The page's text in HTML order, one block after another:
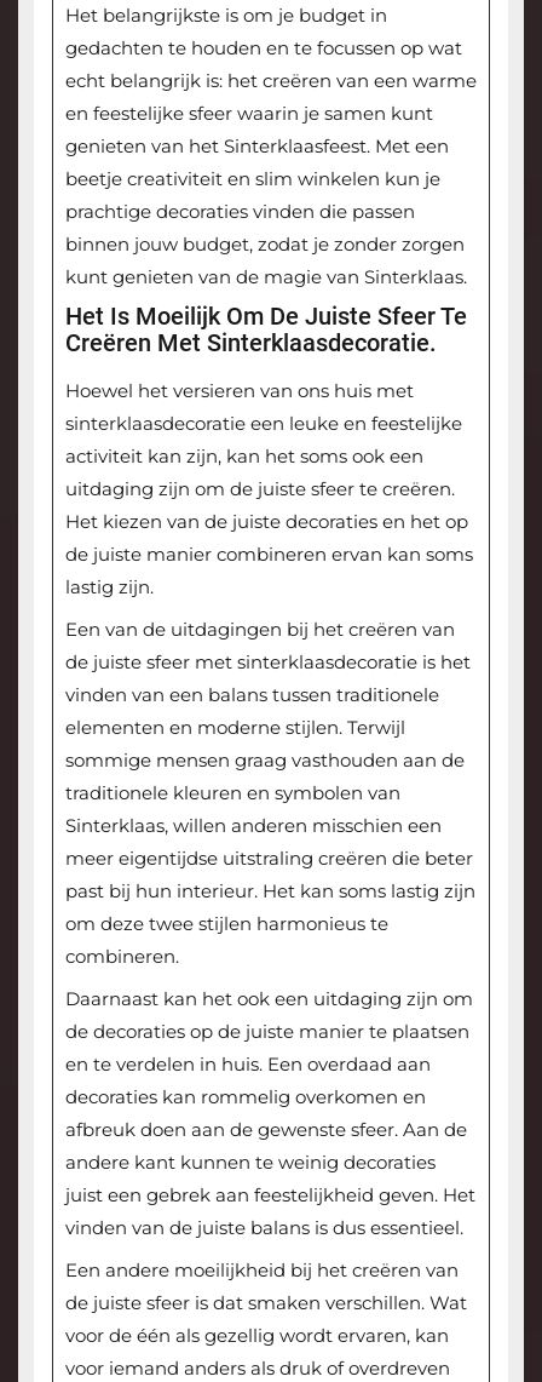
Het belangrijkste is om je budget in
gedachten te houden en te focussen op wat
echt belangrijk is: het creëren van een warme
en feestelijke sfeer waarin je samen kunt
genieten van het Sinterklaasfeest. Met een
beetje creativiteit en slim winkelen kun je
prachtige decoraties vinden die passen
binnen jouw budget, zodat je zonder zorgen
kunt genieten van de magie van Sinterklaas.
Het Is Moeilijk Om De Juiste Sfeer Te
Creëren Met Sinterklaasdecoratie.
Hoewel het versieren van ons huis met
sinterklaasdecoratie een leuke en feestelijke
activiteit kan zijn, kan het soms ook een
uitdaging zijn om de juiste sfeer te creëren.
Het kiezen van de juiste decoraties en het op
de juiste manier combineren ervan kan soms
lastig zijn.
Een van de uitdagingen bij het creëren van
de juiste sfeer met sinterklaasdecoratie is het
vinden van een balans tussen traditionele
elementen en moderne stijlen. Terwijl
sommige mensen graag vasthouden aan de
traditionele kleuren en symbolen van
Sinterklaas, willen anderen misschien een
meer eigentijdse uitstraling creëren die beter
past bij hun interieur. Het kan soms lastig zijn
om deze twee stijlen harmonieus te
combineren.
Daarnaast kan het ook een uitdaging zijn om
de decoraties op de juiste manier te plaatsen
en te verdelen in huis. Een overdaad aan
decoraties kan rommelig overkomen en
afbreuk doen aan de gewenste sfeer. Aan de
andere kant kunnen te weinig decoraties
juist een gebrek aan feestelijkheid geven. Het
vinden van de juiste balans is dus essentieel.
Een andere moeilijkheid bij het creëren van
de juiste sfeer is dat smaken verschillen. Wat
voor de één als gezellig wordt ervaren, kan
voor iemand anders als druk of overdreven